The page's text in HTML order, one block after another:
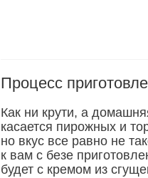
Процесс
Как ни крути, а
касается пирожных и
но вкус все равно не
к вам с безе
будет с кремом из